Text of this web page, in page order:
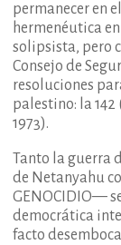
permanecer en
hermenéutica
solipsista, pero
Consejo de
resoluciones
palestino: la 142
1973).
Tanto la guerra
de Netanyahu
GENOCIDIO—
democrática
facto